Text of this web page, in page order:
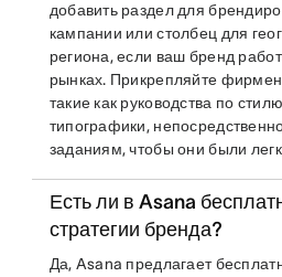
добавить раздел для
кампании или столбец для
региона, если ваш бренд
рынках. Прикрепляйте
такие как руководства по
типографики,
заданиям, чтобы они были
Есть ли в Asana
стратегии бренда?
Да, Asana предлагает